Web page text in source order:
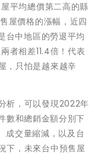
平均總價第二高的縣
屋價格的漲幅，近四
台中地區的勞退平均
者相差11.4倍！代表
，只怕是越來越辛
析，可以發現2022年
數和總銷金額分別下
成交量縮減，以及台
下，未來台中預售屋